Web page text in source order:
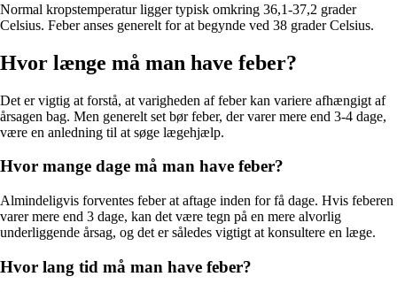
Normal kropstemperatur ligger typisk omkring 36,1-37,2 grader
Celsius. Feber anses generelt for at begynde ved 38 grader Celsius.
Hvor længe må man have feber?
Det er vigtig at forstå, at varigheden af feber kan variere afhængigt af
årsagen bag. Men generelt set bør feber, der varer mere end 3-4 dage,
være en anledning til at søge lægehjælp.
Hvor mange dage må man have feber?
Almindeligvis forventes feber at aftage inden for få dage. Hvis feberen
varer mere end 3 dage, kan det være tegn på en mere alvorlig
underliggende årsag, og det er således vigtigt at konsultere en læge.
Hvor lang tid må man have feber?